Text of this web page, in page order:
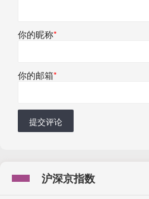
你的昵称*
你的邮箱*
提交评论
沪深京指数